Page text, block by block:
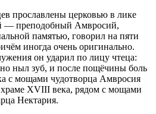
прославлены церковью в лике
— преподобный Амвросий,
памятью, говорил на пяти
иногда очень оригинально.
он ударил по лицу чтеца:
ныл зуб, и после пощёчины боль
с мощами чудотворца Амвросия
храме XVIII века, рядом с мощами
Нектария.